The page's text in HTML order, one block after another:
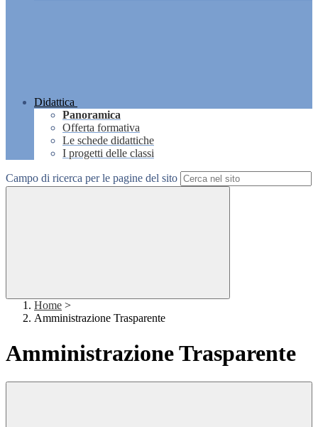
Didattica
Panoramica
Offerta formativa
Le schede didattiche
I progetti delle classi
Campo di ricerca per le pagine del sito
Home >
Amministrazione Trasparente
Amministrazione Trasparente